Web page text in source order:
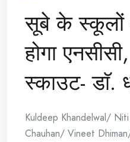
सूबे के स्कूलों
होगा
स्काउट- डाॅ.
Kuldeep Khandelwal/
Chauhan/ Vineet